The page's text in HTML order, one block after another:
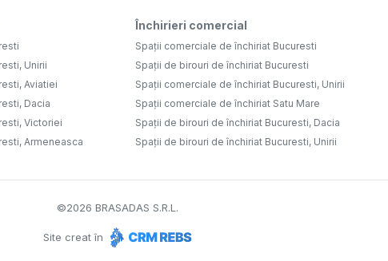
Unirii
Aviatiei
Dacia
Victoriei
Armeneasca
Închirieri comercial
Spații comerciale de închiriat Bucuresti
Spații de birouri de închiriat Bucuresti
Spații comerciale de închiriat Bucuresti, Unirii
Spații comerciale de închiriat Satu Mare
Spații de birouri de închiriat Bucuresti, Dacia
Spații de birouri de închiriat Bucuresti, Unirii
©2026 BRASADAS S.R.L.
Site creat în